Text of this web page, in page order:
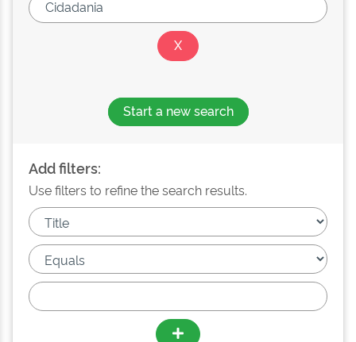
Start a new search
Add filters:
Use filters to refine the search results.